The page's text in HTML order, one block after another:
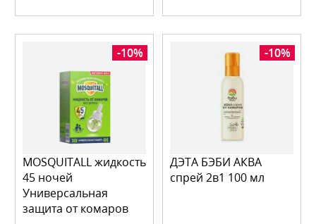
-10%
MOSQUITALL жидкость
45 ночей
Универсальная
защита от комаров
-10%
ДЭТА БЭБИ АКВА
спрей 2в1 100 мл